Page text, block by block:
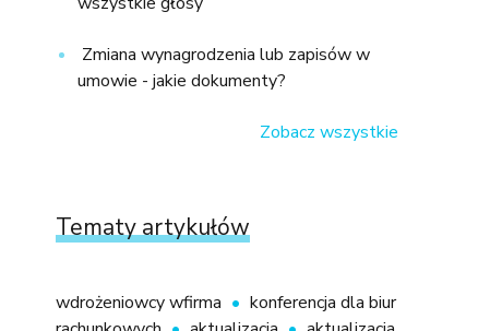
Zmiana wynagrodzenia lub zapisów w
umowie - jakie dokumenty?
Zobacz wszystkie
Tematy artykułów
wdrożeniowcy wfirma
konferencja dla biur